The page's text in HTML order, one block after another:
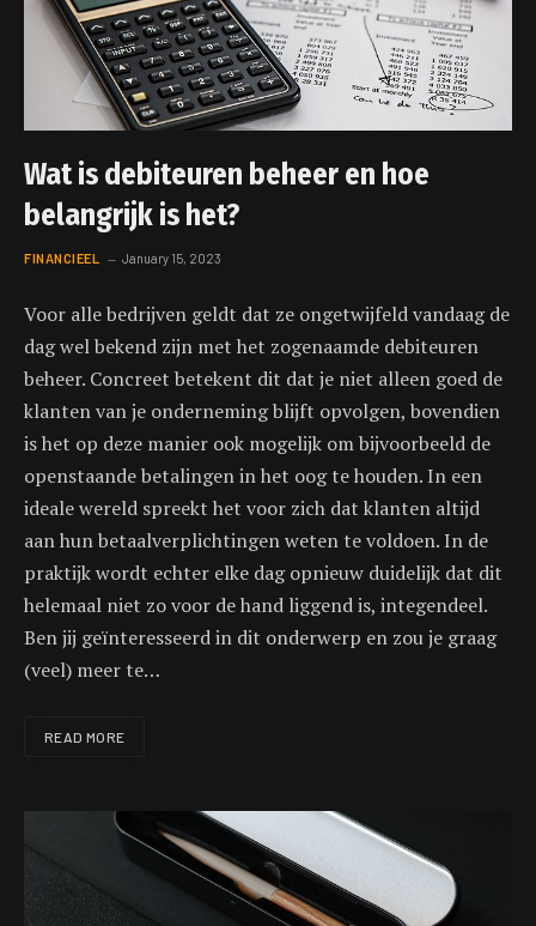
Wat is debiteuren beheer en hoe
belangrijk is het?
FINANCIEEL January 15, 2023
Voor alle bedrijven geldt dat ze ongetwijfeld vandaag de
dag wel bekend zijn met het zogenaamde debiteuren
beheer. Concreet betekent dit dat je niet alleen goed de
klanten van je onderneming blijft opvolgen, bovendien
is het op deze manier ook mogelijk om bijvoorbeeld de
openstaande betalingen in het oog te houden. In een
ideale wereld spreekt het voor zich dat klanten altijd
aan hun betaalverplichtingen weten te voldoen. In de
praktijk wordt echter elke dag opnieuw duidelijk dat dit
helemaal niet zo voor de hand liggend is, integendeel.
Ben jij geïnteresseerd in dit onderwerp en zou je graag
(veel) meer te…
READ MORE